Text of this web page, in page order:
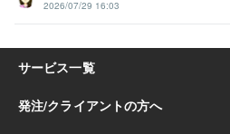
2026/07/29 16:03